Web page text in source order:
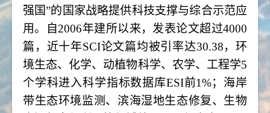
强国”的国家战略提供科技支撑与综合示范应
用。自2006年建所以来，发表论文超过4000
篇，近十年SCI论文篇均被引率达30.38，环
境生态、化学、动植物科学、农学、工程学5
个学科进入科学指标数据库ESI前1%；海岸
带生态环境监测、滨海湿地生态修复、生物